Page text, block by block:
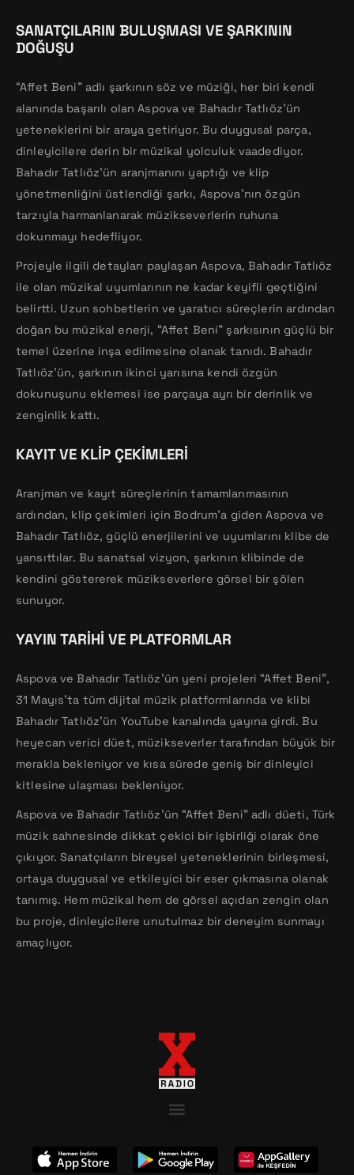
SANATÇILARIN BULUŞMASI VE ŞARKININ
DOĞUŞU
“Affet Beni” adlı şarkının söz ve müziği, her biri kendi
alanında başarılı olan Aspova ve Bahadır Tatlıöz’ün
yeteneklerini bir araya getiriyor. Bu duygusal parça,
dinleyicilere derin bir müzikal yolculuk vaadediyor.
Bahadır Tatlıöz’ün aranjmanını yaptığı ve klip
yönetmenliğini üstlendiği şarkı, Aspova’nın özgün
tarzıyla harmanlanarak müzikseverlerin ruhuna
dokunmayı hedefliyor.
Projeyle ilgili detayları paylaşan Aspova, Bahadır Tatlıöz
ile olan müzikal uyumlarının ne kadar keyifli geçtiğini
belirtti. Uzun sohbetlerin ve yaratıcı süreçlerin ardından
doğan bu müzikal enerji, “Affet Beni” şarkısının güçlü bir
temel üzerine inşa edilmesine olanak tanıdı. Bahadır
Tatlıöz’ün, şarkının ikinci yarısına kendi özgün
dokunuşunu eklemesi ise parçaya ayrı bir derinlik ve
zenginlik kattı.
KAYIT VE KLIP ÇEKIMLERI
Aranjman ve kayıt süreçlerinin tamamlanmasının
ardından, klip çekimleri için Bodrum’a giden Aspova ve
Bahadır Tatlıöz, güçlü enerjilerini ve uyumlarını klibe de
yansıttılar. Bu sanatsal vizyon, şarkının klibinde de
kendini göstererek müzikseverlere görsel bir şölen
sunuyor.
YAYIN TARIHI VE PLATFORMLAR
Aspova ve Bahadır Tatlıöz’ün yeni projeleri “Affet Beni”,
31 Mayıs’ta tüm dijital müzik platformlarında ve klibi
Bahadır Tatlıöz’ün YouTube kanalında yayına girdi. Bu
heyecan verici düet, müzikseverler tarafından büyük bir
merakla bekleniyor ve kısa sürede geniş bir dinleyici
kitlesine ulaşması bekleniyor.
Aspova ve Bahadır Tatlıöz’ün “Affet Beni” adlı düeti, Türk
müzik sahnesinde dikkat çekici bir işbirliği olarak öne
çıkıyor. Sanatçıların bireysel yeteneklerinin birleşmesi,
ortaya duygusal ve etkileyici bir eser çıkmasına olanak
tanımış. Hem müzikal hem de görsel açıdan zengin olan
bu proje, dinleyicilere unutulmaz bir deneyim sunmayı
amaçlıyor.